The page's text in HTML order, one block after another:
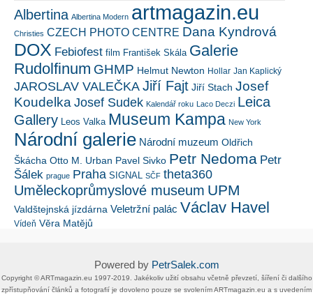
Albertina Albertina Modern artmagazin.eu
Christies CZECH PHOTO CENTRE Dana Kyndrová
DOX Febiofest film František Skála Galerie
Rudolfinum GHMP Helmut Newton Hollar Jan Kaplický
JAROSLAV VALEČKA Jiří Fajt Jiří Stach Josef
Koudelka Josef Sudek Kalendář roku Laco Deczi Leica
Gallery Leos Valka Museum Kampa New York
Národní galerie Národní muzeum Oldřich
Škácha Otto M. Urban Pavel Sivko Petr Nedoma Petr
Šálek prague Praha SIGNAL SČF theta360
Uměleckoprůmyslové museum UPM
Valdštejnská jízdárna Veletržní palác Václav Havel
Vídeň Věra Matějů
Powered by PetrSalek.com
Copyright ©​ ​​ARTmagazin.eu ​1997-2019​.​ Jakékoliv užití obsahu včetně převzetí, šíření či dalšího
zpřístupňování článků a fotografií je dovoleno pouze se svolením ​ARTmagazin.eu​ ​a s uvedením